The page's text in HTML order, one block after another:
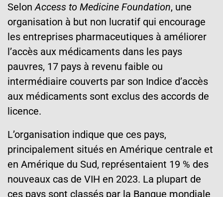
Selon Access to Medicine Foundation, une
organisation à but non lucratif qui encourage
les entreprises pharmaceutiques à améliorer
l’accès aux médicaments dans les pays
pauvres, 17 pays à revenu faible ou
intermédiaire couverts par son Indice d’accès
aux médicaments sont exclus des accords de
licence.
L’organisation indique que ces pays,
principalement situés en Amérique centrale et
en Amérique du Sud, représentaient 19 % des
nouveaux cas de VIH en 2023. La plupart de
ces pays sont classés par la Banque mondiale